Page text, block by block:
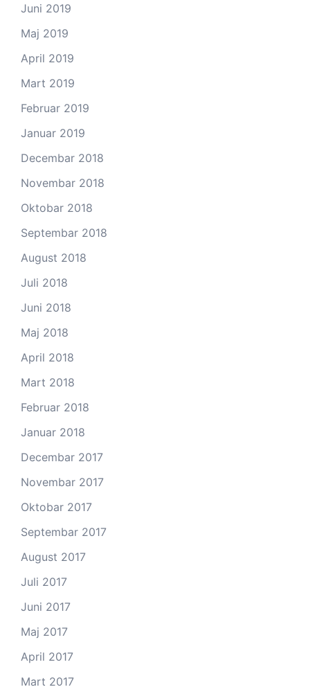
Juni 2019
Maj 2019
April 2019
Mart 2019
Februar 2019
Januar 2019
Decembar 2018
Novembar 2018
Oktobar 2018
Septembar 2018
August 2018
Juli 2018
Juni 2018
Maj 2018
April 2018
Mart 2018
Februar 2018
Januar 2018
Decembar 2017
Novembar 2017
Oktobar 2017
Septembar 2017
August 2017
Juli 2017
Juni 2017
Maj 2017
April 2017
Mart 2017